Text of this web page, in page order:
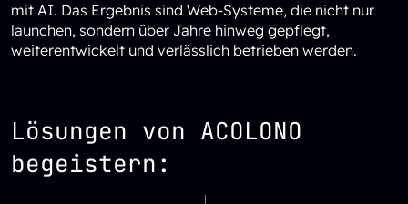
mit AI. Das Ergebnis sind Web-Systeme, die nicht nur
launchen, sondern über Jahre hinweg gepflegt,
weiterentwickelt und verlässlich betrieben werden.
Lösungen von ACOLONO
begeistern: